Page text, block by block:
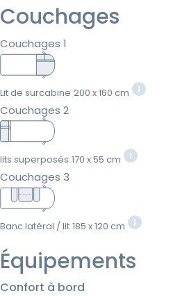
Couchages
Couchages 1
Lit de surcabine 200 x 160 cm
Couchages 2
lits superposés 170 x 55 cm
Couchages 3
Banc latéral / lit 185 x 120 cm
Équipements
Confort à bord